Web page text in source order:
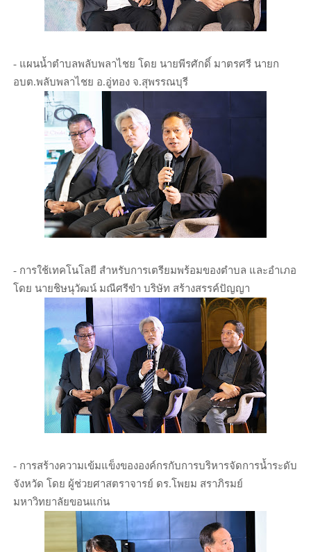
- แผนน้ำตำบลพลับพลาไชย โดย นายพีรศักดิ์ มาตรศรี นายก
อบต.พลับพลาไชย อ.อู่ทอง จ.สุพรรณบุรี
- การใช้เทคโนโลยี สำหรับการเตรียมพร้อมของตำบล และอำเภอ
โดย นายชิษนุวัฒน์ มณีศรีขำ บริษัท สร้างสรรค์ปัญญา
- การสร้างความเข้มแข็งขององค์กรกับการบริหารจัดการน้ำระดับ
จังหวัด โดย ผู้ช่วยศาสตราจารย์ ดร.โพยม สราภิรมย์
มหาวิทยาลัยขอนแก่น